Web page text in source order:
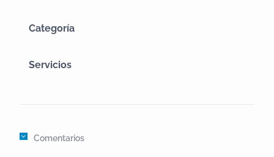
Categoría
Servicios
Comentarios